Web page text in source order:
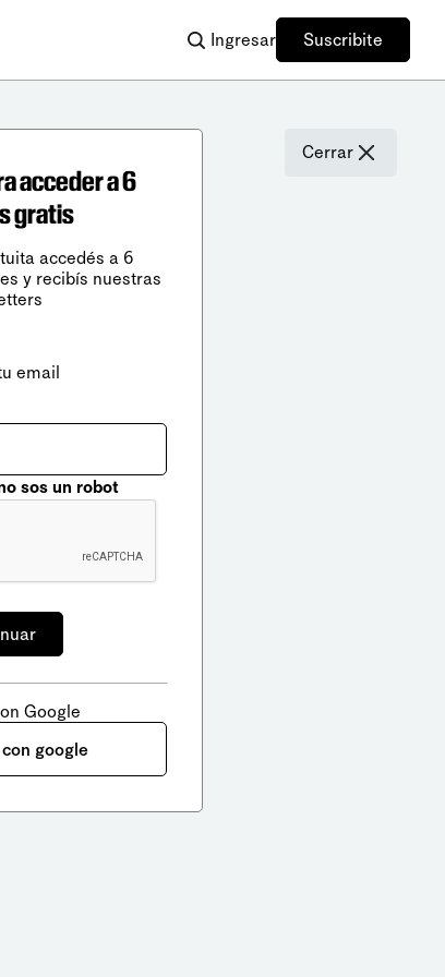
Ingresar Suscribite
Cerrar
acceder a 6
gratis
accedés a 6
y recibís nuestras
email
sos un robot
Google
google